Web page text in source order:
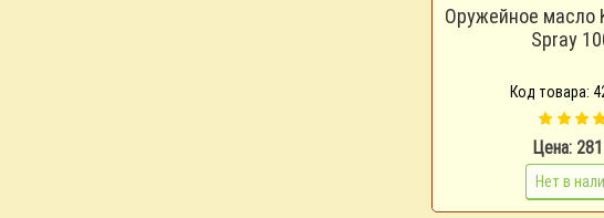
Оружейное масло
Spray
Код товара:
Цена:
Нет в